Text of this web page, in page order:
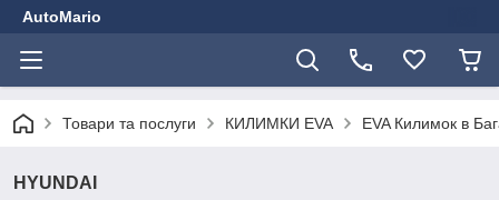
AutoMario
Товари та послуги КИЛИМКИ EVA EVA Килимок в
HYUNDAI